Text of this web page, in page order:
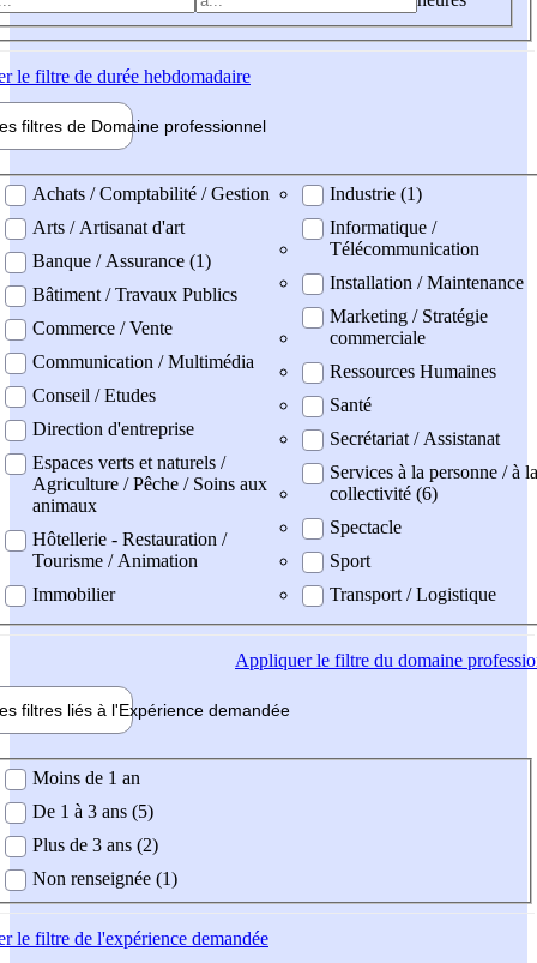
le filtre de durée hebdomadaire
filtres de Domaine professionnel
professionel
Achats / Comptabilité / Gestion
Arts / Artisanat d'art
Banque / Assurance (1)
Bâtiment / Travaux Publics
Commerce / Vente
Communication / Multimédia
Conseil / Etudes
Direction d'entreprise
Espaces verts et naturels /
Agriculture / Pêche / Soins aux
animaux
Hôtellerie - Restauration /
Tourisme / Animation
Immobilier
Industrie (1)
Informatique /
Télécommunication
Installation / Maintenance
Marketing / Stratégie
commerciale
Ressources Humaines
Santé
Secrétariat / Assistanat
Services à la personne / à la
collectivité (6)
Spectacle
Sport
Transport / Logistique
Appliquerle filtre du domaine
filtres liés à l'Expérience demandée
demandée
Moins de 1 an
De 1 à 3 ans (5)
Plus de 3 ans (2)
Non renseignée (1)
le filtre de l'expérience demandée